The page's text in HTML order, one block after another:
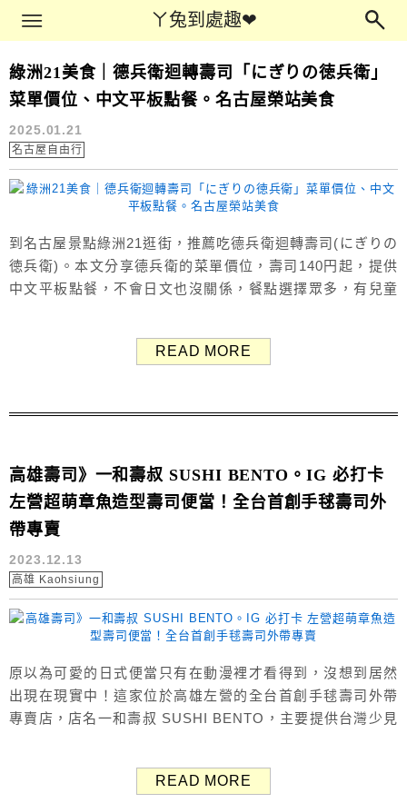
ㄚ兔到處趣❤ㄚ兔到處趣❤
Main Menu
壽司
綠洲21美食｜德兵衛迴轉壽司「にぎりの徳兵衛」
菜單價位、中文平板點餐。名古屋榮站美食
2025.01.21
名古屋自由行
到名古屋景點綠洲21逛街，推薦吃德兵衛迴轉壽司(にぎりの
徳兵衛)。本文分享德兵衛的菜單價位，壽司140円起，提供
中文平板點餐，不會日文也沒關係，餐點選擇眾多，有兒童
古屋景點「綠洲21」有數間美食餐廳，我們晚餐吃「德兵衛
READ MORE
高雄壽司》一和壽叔 SUSHI BENTO。IG 必打卡
左營超萌章魚造型壽司便當！全台首創手毬壽司外
帶專賣
2023.12.13
高雄 Kaohsiung
原以為可愛的日式便當只有在動漫裡才看得到，沒想到居然
出現在現實中！這家位於高雄左營的全台首創手毬壽司外帶
專賣店，店名一和壽叔 SUSHI BENTO，主要提供台灣少見
色手毬壽司，並且堅持選用漁港新鮮直送漁獲，皆為進口的
READ MORE